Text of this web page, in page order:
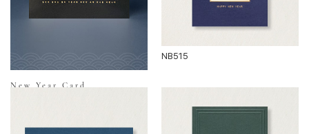
New Year Card
NB515